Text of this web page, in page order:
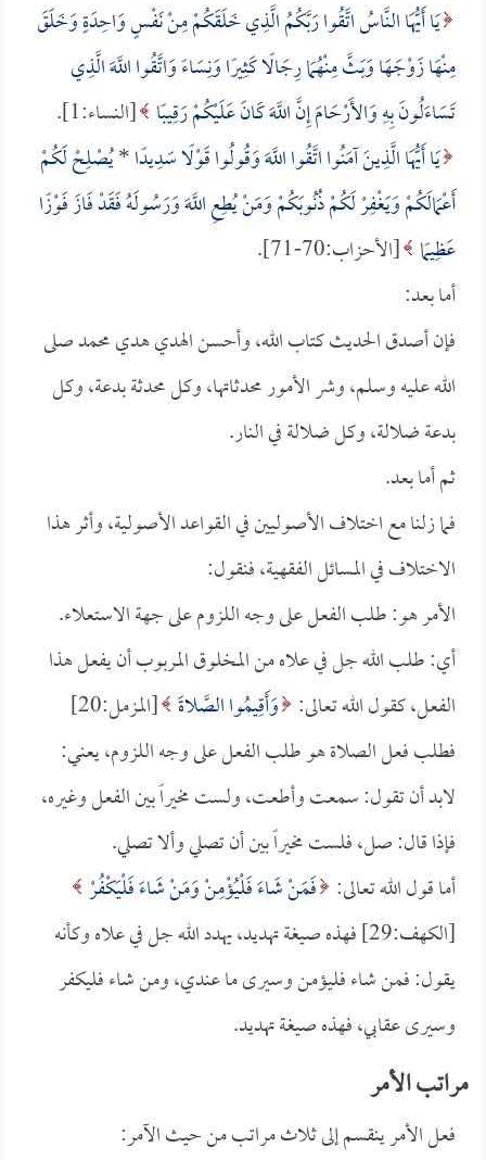
يَا أَيُّهَا النَّاسُ اتَّقُوا رَبَّكُمُ الَّذِي خَلَقَكُمْ مِنْ نَفْسٍ وَاحِدَةٍ وَخَلَقَ
مِنْهَا زَوْجَهَا وَبَثَّ مِنْهُمَا رِجَالًا كَثِيرًا وَنِسَاءً وَاتَّقُوا اللَّهَ الَّذِي
تَسَاءَلُونَ بِهِ وَالأَرْحَامَ إِنَّ اللَّهَ كَانَ عَلَيْكُمْ رَقِيبًا [النساء:1].
يَا أَيُّهَا الَّذِينَ آمَنُوا اتَّقُوا اللَّهَ وَقُولُوا قَوْلًا سَدِيدًا*يُصْلِحْ لَكُمْ
أَعْمَالَكُمْ وَيَغْفِرْ لَكُمْ ذُنُوبَكُمْ وَمَنْ يُطِعِ اللَّهَ وَرَسُولَهُ فَقَدْ فَازَ فَوْزًا
عَظِيمًا [الأحزاب:70-71].
أما بعد:
فإن أصدق الحديث كتاب الله، وأحسن الهدي هدي محمد صلى
الله عليه وسلم، وشر الأمور محدثاتها، وكل محدثة بدعة، وكل
بدعة ضلالة، وكل ضلالة في النار.
ثم أما بعد.
فما زلنا مع اختلاف الأصوليين في القواعد الأصولية، وأثر هذا
الاختلاف في المسائل الفقهية، فنقول:
الأمر هو: طلب الفعل على وجه اللزوم على جهة الاستعلاء.
أي: طلب الله جل في علاه من المخلوق المربوب أن يفعل هذا
الفعل، كقول الله تعالى: وَأَقِيمُوا الصَّلاةَ
[المزمل:20]
فطلب فعل الصلاة هو طلب الفعل على وجه اللزوم، يعني:
لابد أن تقول: سمعت وأطعت، ولست مخيراً بين الفعل وغيره،
فإذا قال: صل، فلست مخيراً بين أن تصلي وألا تصلي.
أما قول الله تعالى: فَمَنْ شَاءَ فَلْيُؤْمِنْ وَمَنْ شَاءَ فَلْيَكْفُرْ
[الكهف:29] فهذه صيغة تهديد، يهدد الله جل في علاه وكأنه
يقول: فمن شاء فليؤمن وسيرى ما عندي، ومن شاء فليكفر
وسيرى عقابي، فهذه صيغة تهديد.
مراتب الأمر
فعل الأمر ينقسم إلى ثلاث مراتب من حيث الآمر: